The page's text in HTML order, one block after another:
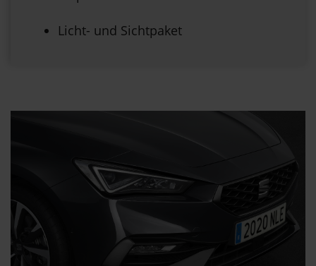
Licht- und Sichtpaket